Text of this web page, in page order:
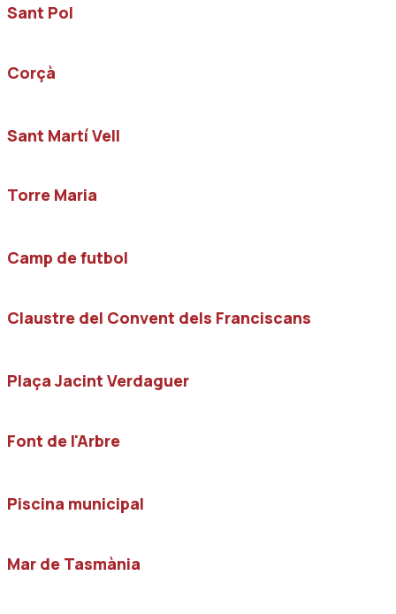
Sant Pol
Corçà
Sant Martí Vell
Torre Maria
Camp de futbol
Claustre del Convent dels Franciscans
Plaça Jacint Verdaguer
Font de l'Arbre
Piscina municipal
Mar de Tasmània